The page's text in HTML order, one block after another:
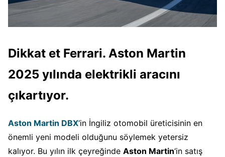
Dikkat et Ferrari. Aston Martin
2025 yılında elektrikli aracını
çıkartıyor.
Aston Martin DBX‘in İngiliz otomobil üreticisinin en
önemli yeni modeli olduğunu söylemek yetersiz
kalıyor. Bu yılın ilk çeyreğinde Aston Martin‘in satış